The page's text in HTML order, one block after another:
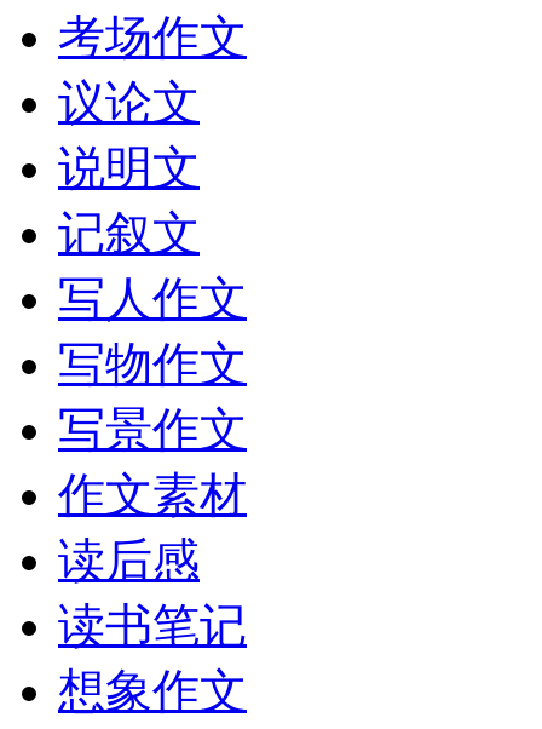
考场作文
议论文
说明文
记叙文
写人作文
写物作文
写景作文
作文素材
读后感
读书笔记
想象作文